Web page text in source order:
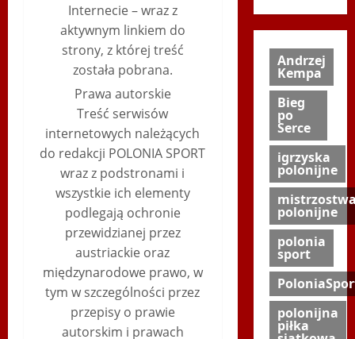
Internecie – wraz z
aktywnym linkiem do
strony, z której treść
została pobrana.
Prawa autorskie
Treść serwisów
internetowych należących
do redakcji POLONIA SPORT
wraz z podstronami i
wszystkie ich elementy
podlegają ochronie
przewidzianej przez
austriackie oraz
międzynarodowe prawo, w
tym w szczególności przez
przepisy o prawie
autorskim i prawach
Andrzej
Kempa
Bieg
po
Serce
igrzyska
polonijne
polonijne
polonia
sport
polonijna
piłka